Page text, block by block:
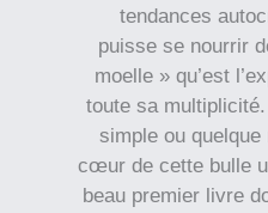
tendances
puisse se nourrir
moelle » qu’est
toute sa
simple ou
cœur de cette bulle
beau premier livre